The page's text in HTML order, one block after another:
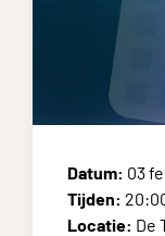
Datum: 03
Tijden:
Locatie: De